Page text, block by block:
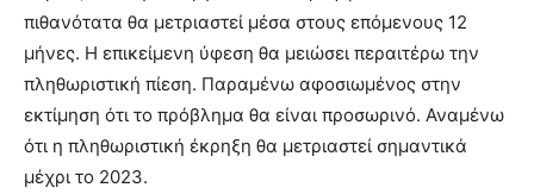
πιθανότατα θα μετριαστεί μέσα στους επόμενους 12
μήνες. Η επικείμενη ύφεση θα μειώσει περαιτέρω την
πληθωριστική πίεση. Παραμένω αφοσιωμένος στην
εκτίμηση ότι το πρόβλημα θα είναι προσωρινό. Αναμένω
ότι η πληθωριστική έκρηξη θα μετριαστεί σημαντικά
μέχρι το 2023.